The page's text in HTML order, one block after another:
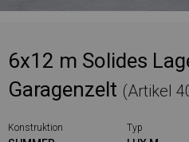
6x12 m Solides
Garagenzelt (Artikel
Konstruktion Typ